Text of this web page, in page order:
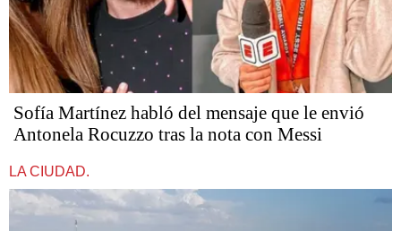
Sofía Martínez habló del mensaje que le envió
Antonela Rocuzzo tras la nota con Messi
LA CIUDAD.